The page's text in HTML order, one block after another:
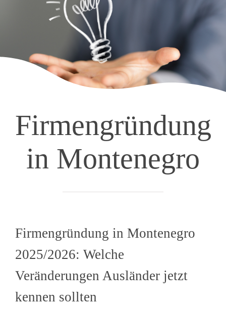
Firmengründung
in Montenegro
Firmengründung in Montenegro
2025/2026: Welche
Veränderungen Ausländer jetzt
kennen sollten